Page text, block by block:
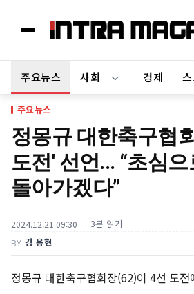
주요뉴스 사회 경제
주요뉴스
정몽규 대한축구협
도전' 선언... “초심으
돌아가겠다”
2024.12.21 09:30 3분 읽기
BY 김 용현
정몽규 대한축구협회장(62)이 4선 도전